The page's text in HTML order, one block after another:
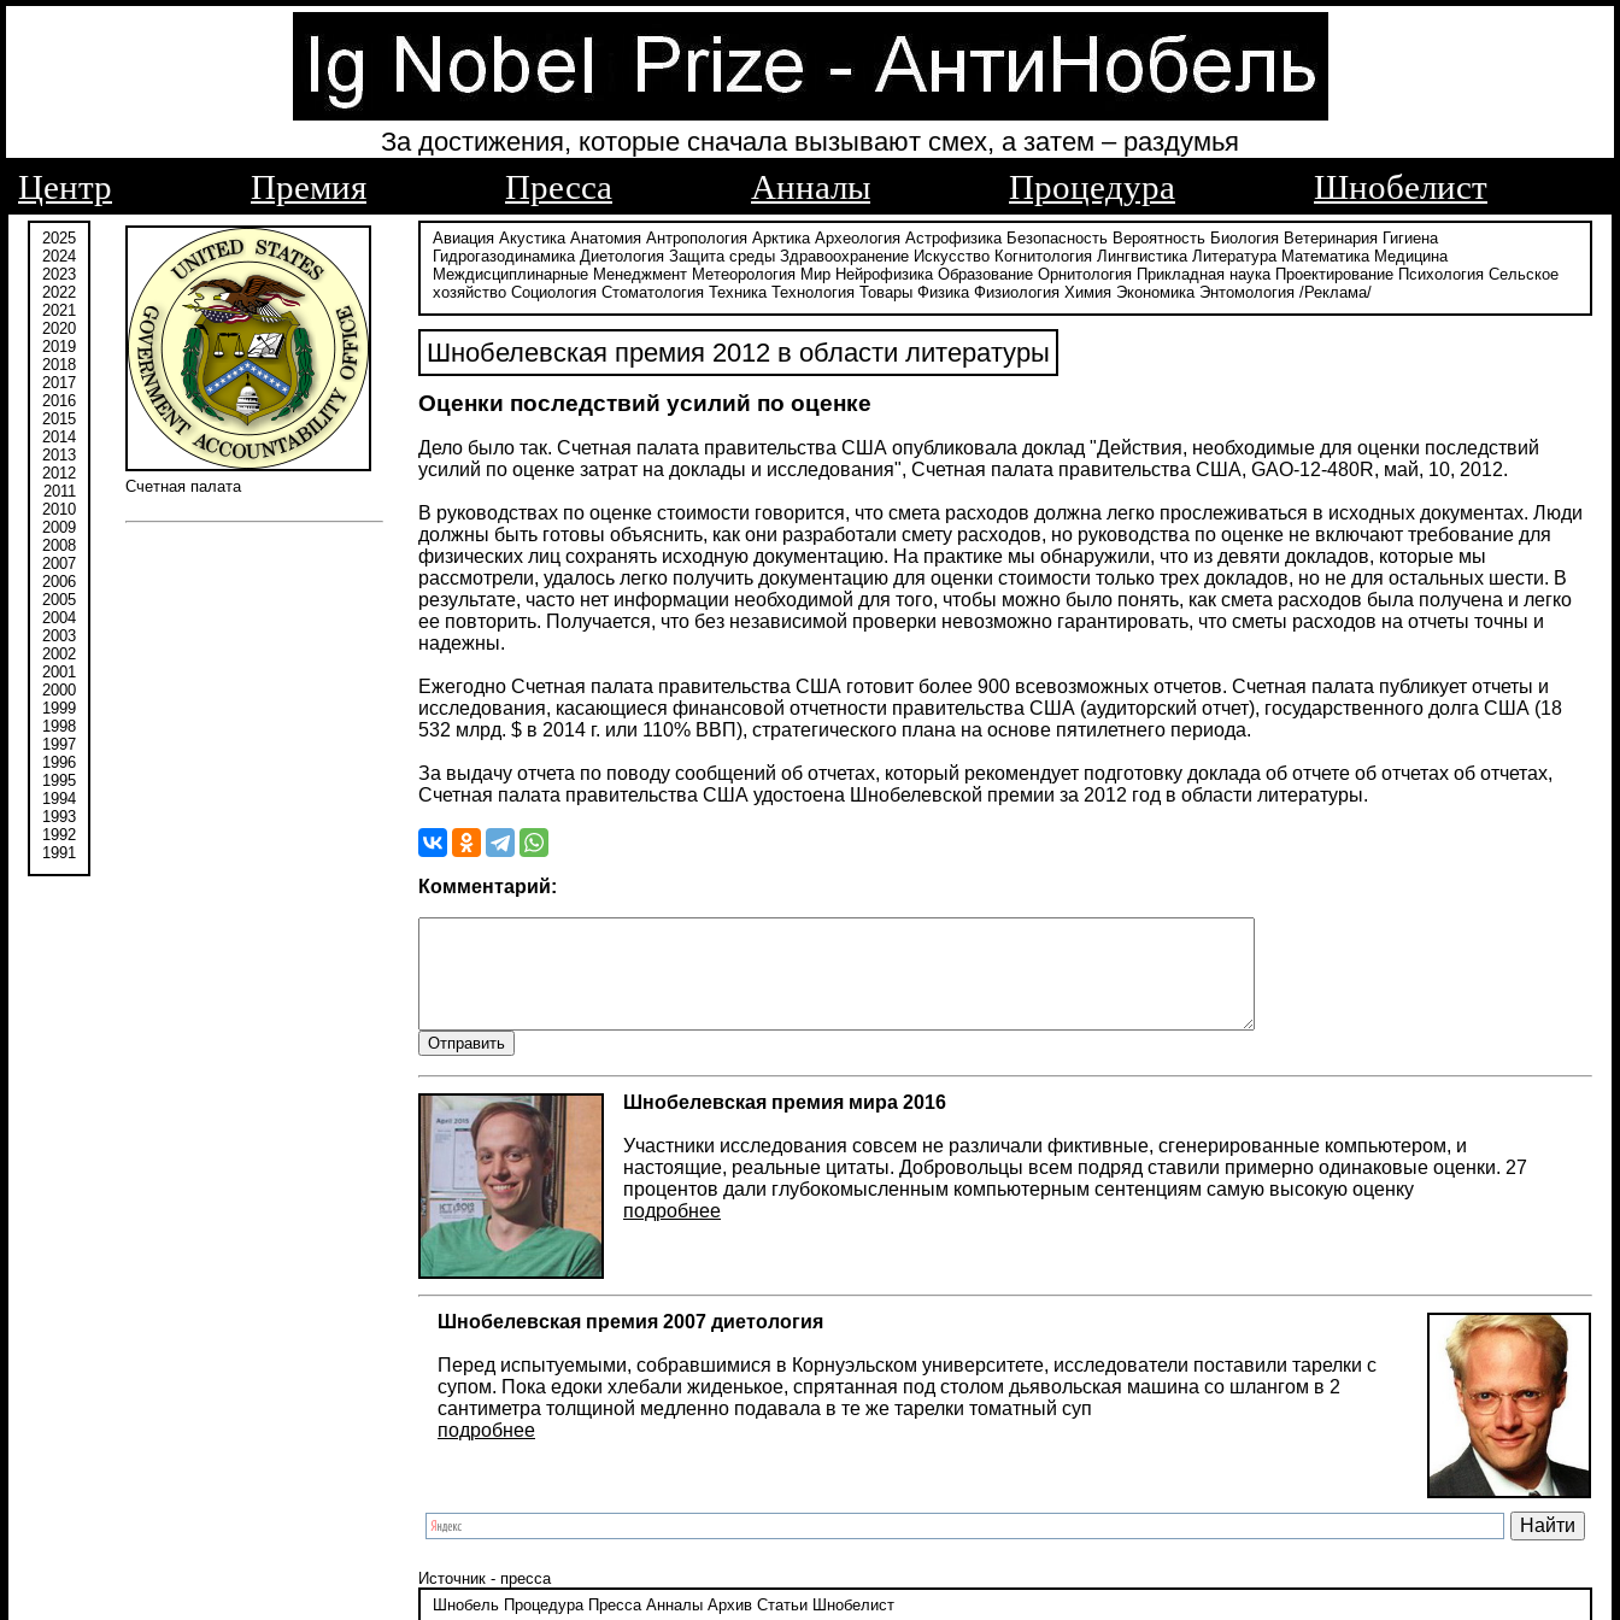
За достижения, которые сначала вызывают смех, а затем – раздумья
Центр Премия Пресса Анналы Процедура Шнобелист
2025
2024
2023
2022
2021
2020
2019
2018
2017
2016
2015
2014
2013
2012
2011
2010
2009
2008
2007
2006
2005
2004
2003
2002
2001
2000
1999
1998
1997
1996
1995
1994
1993
1992
1991
Счетная палата
Авиация Акустика Анатомия Антропология Арктика Археология Астрофизика Безопасность Вероятность Биология Ветеринария Гигиена
Гидрогазодинамика Диетология Защита среды Здравоохранение Искусство Когнитология Лингвистика Литература Математика Медицина
Междисциплинарные Менеджмент Метеорология Мир Нейрофизика Образование Орнитология Прикладная наука Проектирование Психология Сельское
хозяйство Социология Стоматология Техника Технология Товары Физика Физиология Химия Экономика Энтомология /Реклама/
Шнобелевская премия 2012 в области литературы
Оценки последствий усилий по оценке
Дело было так. Счетная палата правительства США опубликовала доклад "Действия, необходимые для оценки последствий
усилий по оценке затрат на доклады и исследования", Счетная палата правительства США, GAO-12-480R, май, 10, 2012.
В руководствах по оценке стоимости говорится, что смета расходов должна легко прослеживаться в исходных документах. Люди
должны быть готовы объяснить, как они разработали смету расходов, но руководства по оценке не включают требование для
физических лиц сохранять исходную документацию. На практике мы обнаружили, что из девяти докладов, которые мы
рассмотрели, удалось легко получить документацию для оценки стоимости только трех докладов, но не для остальных шести. В
результате, часто нет информации необходимой для того, чтобы можно было понять, как смета расходов была получена и легко
ее повторить. Получается, что без независимой проверки невозможно гарантировать, что сметы расходов на отчеты точны и
надежны.
Ежегодно Счетная палата правительства США готовит более 900 всевозможных отчетов. Счетная палата публикует отчеты и
исследования, касающиеся финансовой отчетности правительства США (аудиторский отчет), государственного долга США (18
532 млрд. $ в 2014 г. или 110% ВВП), стратегического плана на основе пятилетнего периода.
За выдачу отчета по поводу сообщений об отчетах, который рекомендует подготовку доклада об отчете об отчетах об отчетах,
Счетная палата правительства США удостоена Шнобелевской премии за 2012 год в области литературы.
Комментарий:
Шнобелевская премия мира 2016
Участники исследования совсем не различали фиктивные, сгенерированные компьютером, и
настоящие, реальные цитаты. Добровольцы всем подряд ставили примерно одинаковые оценки. 27
процентов дали глубокомысленным компьютерным сентенциям самую высокую оценку
подробнее
Шнобелевская премия 2007 диетология
Перед испытуемыми, собравшимися в Корнуэльском университете, исследователи поставили тарелки с
супом. Пока едоки хлебали жиденькое, спрятанная под столом дьявольская машина со шлангом в 2
сантиметра толщиной медленно подавала в те же тарелки томатный суп
подробнее
Источник - пресса
Шнобель Процедура Пресса Анналы Архив Статьи Шнобелист